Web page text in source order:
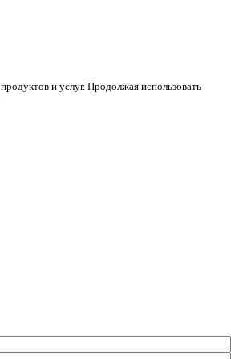
и услуг. Продолжая использовать